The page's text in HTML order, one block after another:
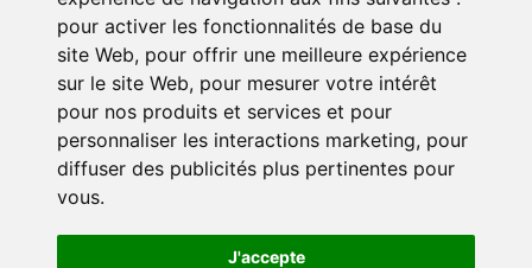
pour activer les fonctionnalités de base du
site Web, pour offrir une meilleure expérience
sur le site Web, pour mesurer votre intérêt
pour nos produits et services et pour
personnaliser les interactions marketing, pour
diffuser des publicités plus pertinentes pour
vous.
J'accepte